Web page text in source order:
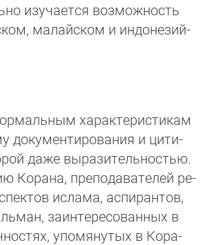
изучается воз­мож­ность
ма­лай­ском и индо­не­зий­
характеристикам
документирования и цити­
даже вырази­тель­нос­тью.
Корана, препо­дава­те­лей ре­
ислама, аспи­ран­тов,
заинтере­со­ван­ных в
упомяну­тых в Ко­ра­